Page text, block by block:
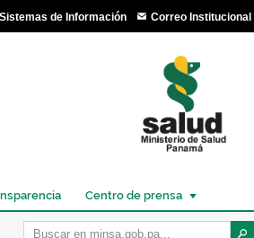
Sistemas de Información Correo Institucional
Centro de prensa